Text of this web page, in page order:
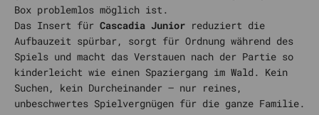
Box problemlos möglich ist.
Das Insert für Cascadia Junior reduziert die
Aufbauzeit spürbar, sorgt für Ordnung während des
Spiels und macht das Verstauen nach der Partie so
kinderleicht wie einen Spaziergang im Wald. Kein
Suchen, kein Durcheinander – nur reines,
unbeschwertes Spielvergnügen für die ganze Familie.